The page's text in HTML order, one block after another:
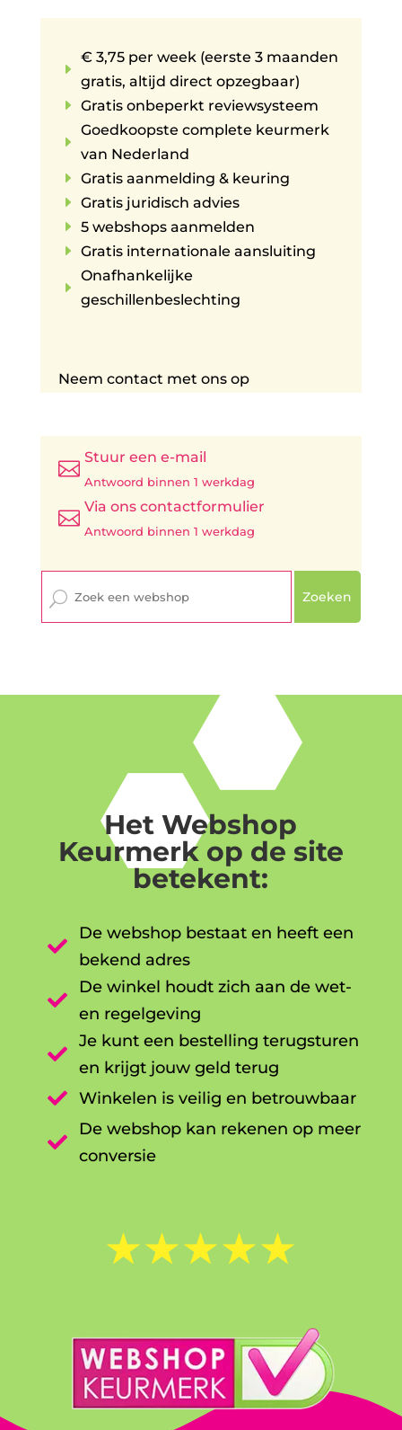
E
€ 3,75 per week (eerste 3 maanden
gratis, altijd direct opzegbaar)
E Gratis onbeperkt reviewsysteem
E
Goedkoopste complete keurmerk
van Nederland
E Gratis aanmelding & keuring
E Gratis juridisch advies
E 5 webshops aanmelden
E Gratis internationale aansluiting
E
Onafhankelijke
geschillenbeslechting
Neem contact met ons op

Stuur een e-mail
Antwoord binnen 1 werkdag

Via ons contactformulier
Antwoord binnen 1 werkdag
Zoeken
Het Webshop
Keurmerk op de site
betekent:

De webshop bestaat en heeft een
bekend adres

De winkel houdt zich aan de wet-
en regelgeving

Je kunt een bestelling terugsturen
en krijgt jouw geld terug

Winkelen is veilig en betrouwbaar

De webshop kan rekenen op meer
conversie
☆☆☆☆☆